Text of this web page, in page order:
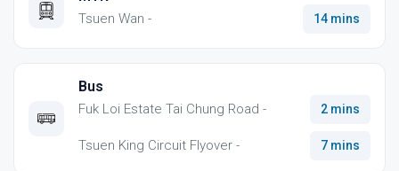
Tsuen Wan - 14 mins
Bus
Fuk Loi Estate Tai Chung Road - 2 mins
Tsuen King Circuit Flyover - 7 mins